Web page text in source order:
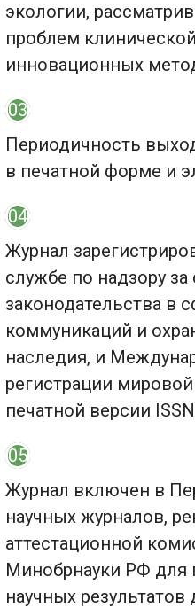
экологии,
проблем
инновационных
03
Периодичность
в печатной форме и
04
Журнал
службе по надзору
законодательства в
коммуникаций и
наследия, и
регистрации
печатной версии
05
Журнал включен в
научных журналов,
аттестационной
Минобрнауки РФ для
научных результатов